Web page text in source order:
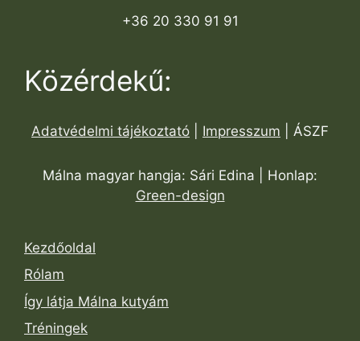
+36 20 330 91 91
Közérdekű:
Adatvédelmi tájékoztató Impresszum | ÁSZF
Málna magyar hangja: Sári Edina | Honlap:
Green-design
Kezdőoldal
Rólam
Így látja Málna kutyám
Tréningek